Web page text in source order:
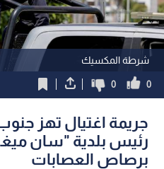
شرطة المكسيك
0
0
جريمة اغتيال تهز
رئيس بلدية "سان
برصاص العصابات